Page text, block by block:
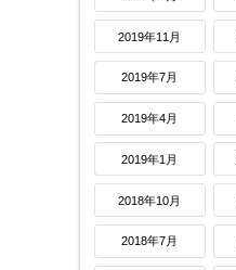
2019年11月
2019年7月
2019年4月
2019年1月
2018年10月
2018年7月